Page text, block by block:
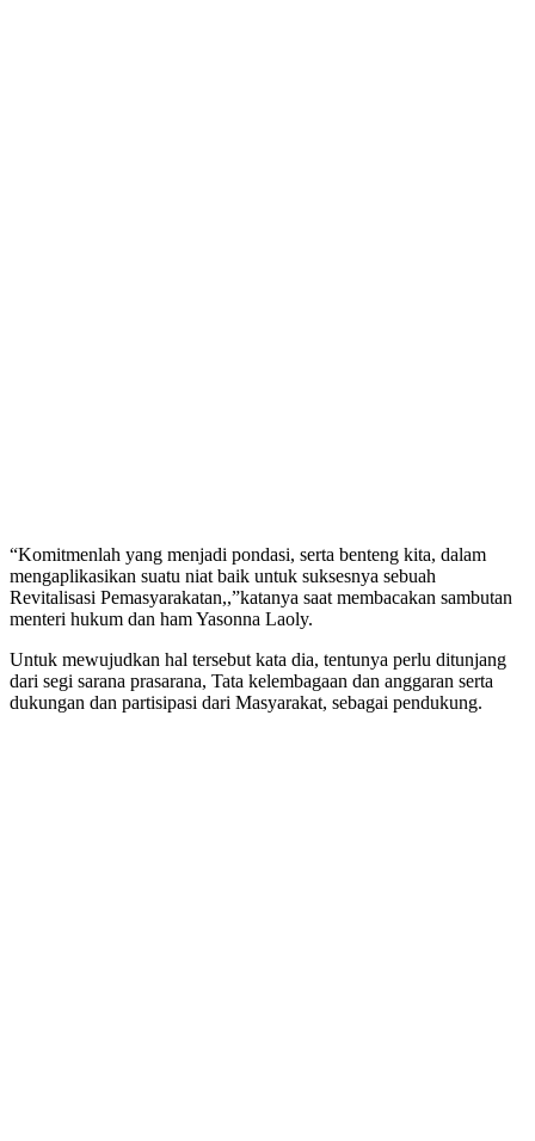
“Komitmenlah yang menjadi pondasi, serta benteng kita, dalam
mengaplikasikan suatu niat baik untuk suksesnya sebuah
Revitalisasi Pemasyarakatan,,”katanya saat membacakan sambutan
menteri hukum dan ham Yasonna Laoly.
Untuk mewujudkan hal tersebut kata dia, tentunya perlu ditunjang
dari segi sarana prasarana, Tata kelembagaan dan anggaran serta
dukungan dan partisipasi dari Masyarakat, sebagai pendukung.